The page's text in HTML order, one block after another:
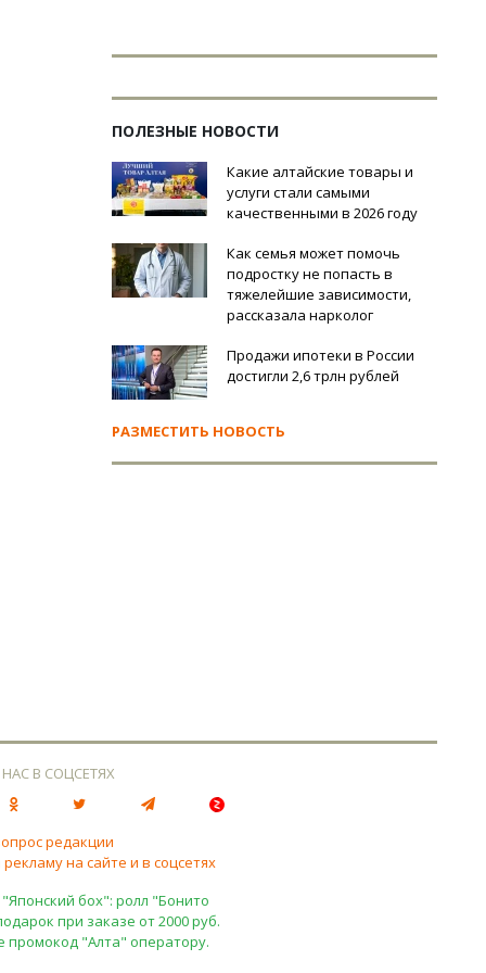
ПОЛЕЗНЫЕ НОВОСТИ
Какие алтайские товары и
услуги стали самыми
качественными в 2026 году
Как семья может помочь
подростку не попасть в
тяжелейшие зависимости,
рассказала нарколог
Продажи ипотеки в России
достигли 2,6 трлн рублей
РАЗМЕСТИТЬ НОВОСТЬ
В СОЦСЕТЯХ
редакции
на сайте и в соцсетях
бох": ролл "Бонито
при заказе от 2000 руб.
промокод "Алта" оператору.